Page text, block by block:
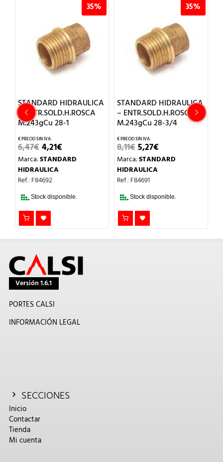
35%
STANDARD HIDRAULICA
– ENTR.SOLD.H.ROSCA
M.243gCu 28-1
6,47€EL
PRECIO
ORIGINAL
ERA:
6,47€.
4,21€PRECIO
ACTUAL
Marca:STANDARD
HIDRAULICA
Ref.: F84692
Stock disponible.
35%
STANDARD HIDRAULICA
– ENTR.SOLD.H.ROSCA
M.243gCu 28-3/4
8,11€EL
PRECIO
ORIGINAL
ERA:
8,11€.
5,27€PRECIO
ACTUAL
Marca:STANDARD
HIDRAULICA
Ref.: F84691
Stock disponible.
Versión 1.6.1
PORTES CALSI
INFORMACIÓN LEGAL
SECCIONES
Inicio
Contactar
Tienda
Mi cuenta